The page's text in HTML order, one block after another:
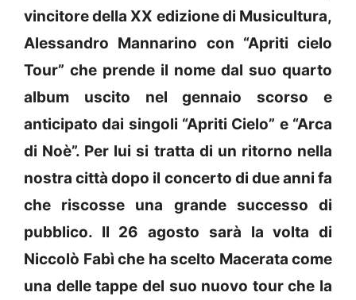
vincitore della XX edizione di Musicultura,
Alessandro Mannarino con “Apriti cielo
Tour” che prende il nome dal suo quarto
album uscito nel gennaio scorso e
anticipato dai singoli “Apriti Cielo” e “Arca
di Noè”. Per lui si tratta di un ritorno nella
nostra città dopo il concerto di due anni fa
che riscosse una grande successo di
pubblico. Il 26 agosto sarà la volta di
Niccolò Fabì che ha scelto Macerata come
una delle tappe del suo nuovo tour che la